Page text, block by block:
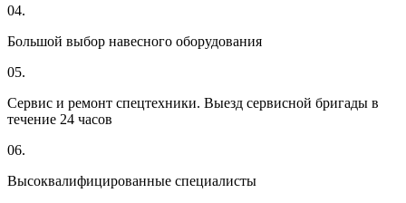
04.
Большой выбор навесного оборудования
05.
Сервис и ремонт спецтехники. Выезд сервисной бригады в
течение 24 часов
06.
Высоквалифицированные специалисты